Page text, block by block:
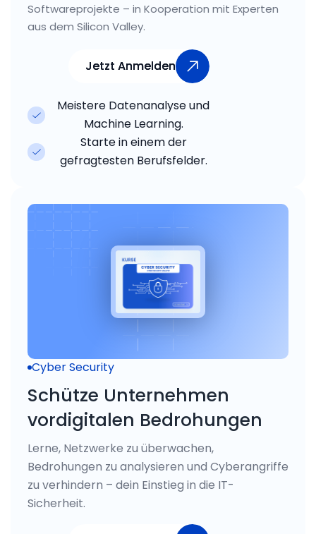
Softwareprojekte – in Kooperation mit Experten
aus dem Silicon Valley.
Jetzt Anmelden
Jetzt Anmelden
Meistere Datenanalyse und
Machine Learning.
Starte in einem der
gefragtesten Berufsfelder.
Cyber Security
Schütze Unternehmen
vordigitalen Bedrohungen
Lerne, Netzwerke zu überwachen,
Bedrohungen zu analysieren und Cyberangriffe
zu verhindern – dein Einstieg in die IT-
Sicherheit.